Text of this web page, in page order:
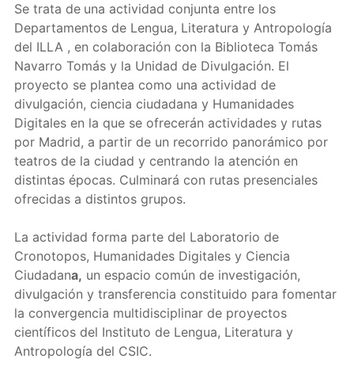
Se trata de una actividad conjunta entre los
Departamentos de Lengua, Literatura y Antropología
del ILLA , en colaboración con la Biblioteca Tomás
Navarro Tomás y la Unidad de Divulgación. El
proyecto se plantea como una actividad de
divulgación, ciencia ciudadana y Humanidades
Digitales en la que se ofrecerán actividades y rutas
por Madrid, a partir de un recorrido panorámico por
teatros de la ciudad y centrando la atención en
distintas épocas. Culminará con rutas presenciales
ofrecidas a distintos grupos.
La actividad forma parte del Laboratorio de
Cronotopos, Humanidades Digitales y Ciencia
Ciudadana, un espacio común de investigación,
divulgación y transferencia constituido para fomentar
la convergencia multidisciplinar de proyectos
científicos del Instituto de Lengua, Literatura y
Antropología del CSIC.